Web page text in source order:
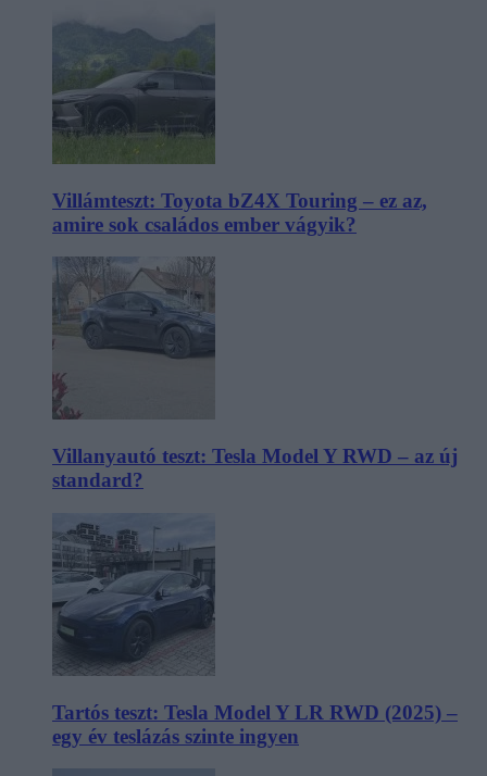
Villámteszt: Toyota bZ4X Touring – ez az,
amire sok családos ember vágyik?
Villanyautó teszt: Tesla Model Y RWD – az új
standard?
Tartós teszt: Tesla Model Y LR RWD (2025) –
egy év teslázás szinte ingyen